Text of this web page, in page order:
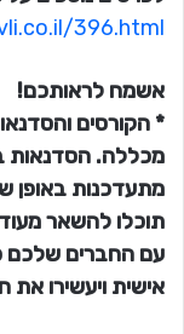
396.html
אשמח לראותכם!
* הקורסים
מכללה. הסדנאות
מתעדכנות באופן
תוכלו להשאר
עם החברים שלכם
אישית ויעשירו את